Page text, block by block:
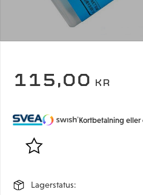
115,00 KR
Lägg till i favoriter
Kortbetalning
Lagerstatus